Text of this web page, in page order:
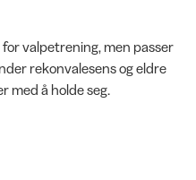
valpetrening, men passer
rekonvalesens og eldre
med å holde seg.